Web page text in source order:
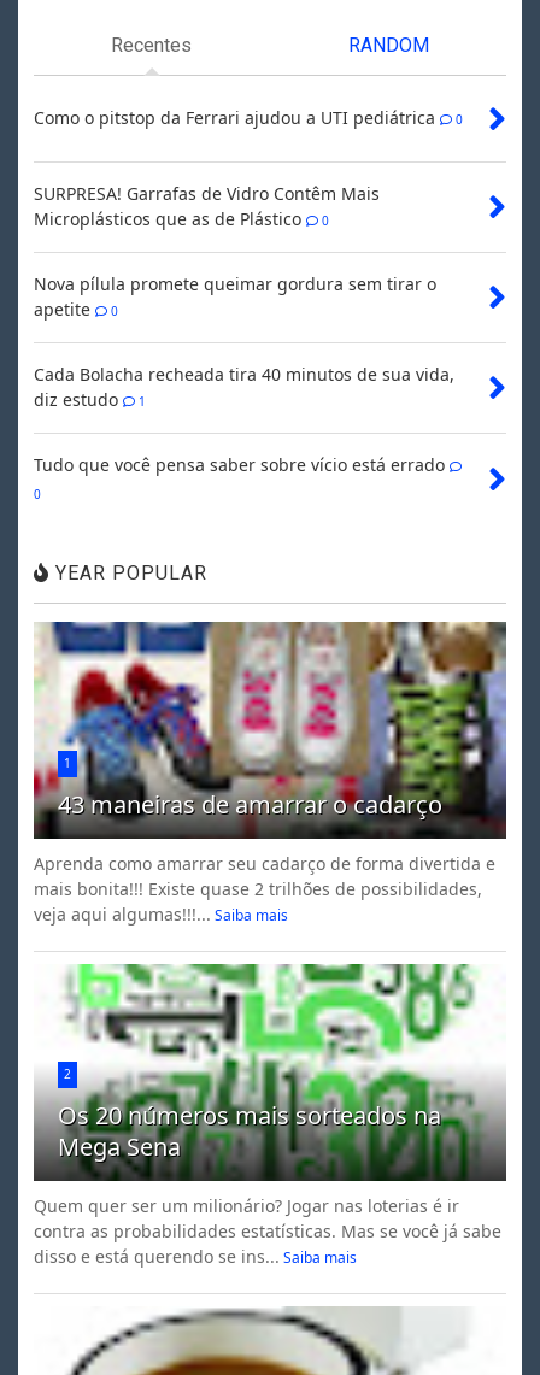
Recentes RANDOM
Como o pitstop da Ferrari ajudou a UTI pediátrica 0
SURPRESA! Garrafas de Vidro Contêm Mais
Microplásticos que as de Plástico
0
Nova pílula promete queimar gordura sem tirar o
apetite
0
Cada Bolacha recheada tira 40 minutos de sua vida,
diz estudo
1
Tudo que você pensa saber sobre vício está errado
0
YEAR POPULAR
1
43 maneiras de amarrar o cadarço
Aprenda como amarrar seu cadarço de forma divertida e
mais bonita!!! Existe quase 2 trilhões de possibilidades,
veja aqui algumas!!!... Saiba mais
2
Os 20 números mais sorteados na
Mega Sena
Quem quer ser um milionário? Jogar nas loterias é ir
contra as probabilidades estatísticas. Mas se você já sabe
disso e está querendo se ins... Saiba mais